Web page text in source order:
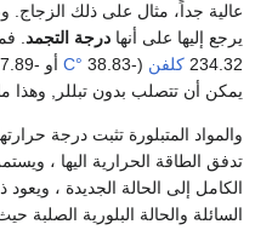
عالية جداً، مثال على ذلك الزجاج.
يرجع إليها على أنها درجة التجمد .
234.32 كلفن (-38.83
°C أو -37.89
يمكن أن تتصلب بدون تبللر, وهذا
والمواد المتبلورة تثبت درجة
تدفق الطاقة الحرارية اليها ،
الكامل إلى الحالة الجديدة ،
السائلة والحالة البلورية الصلبة